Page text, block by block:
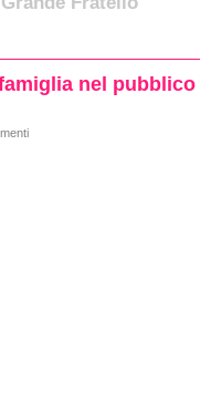
nel pubblico